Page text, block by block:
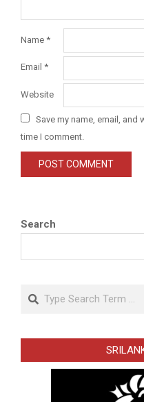
Name *
Email *
Website
Save my name, email,
time I comment.
Search
Search